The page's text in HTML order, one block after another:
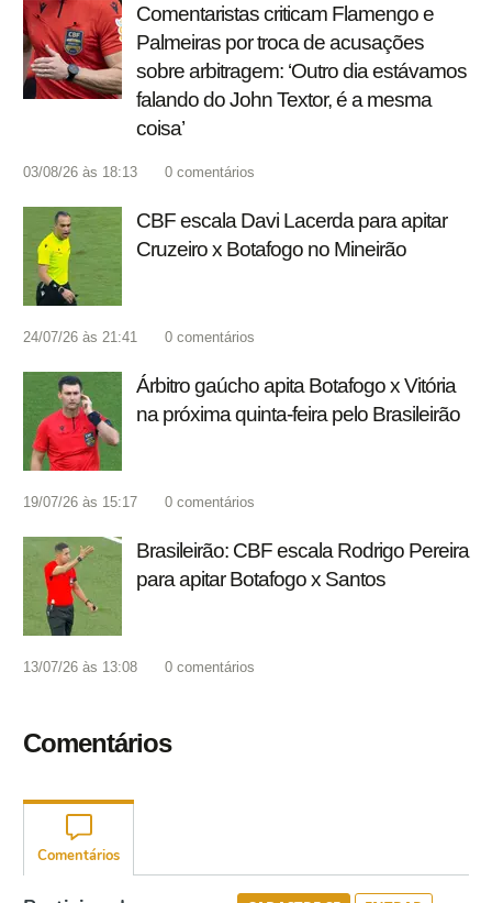
Comentaristas criticam Flamengo e
Palmeiras por troca de acusações
sobre arbitragem: ‘Outro dia estávamos
falando do John Textor, é a mesma
coisa’
03/08/26 às 18:13 0 comentários
CBF escala Davi Lacerda para apitar
Cruzeiro x Botafogo no Mineirão
24/07/26 às 21:41 0 comentários
Árbitro gaúcho apita Botafogo x Vitória
na próxima quinta-feira pelo Brasileirão
19/07/26 às 15:17 0 comentários
Brasileirão: CBF escala Rodrigo Pereira
para apitar Botafogo x Santos
13/07/26 às 13:08 0 comentários
Comentários